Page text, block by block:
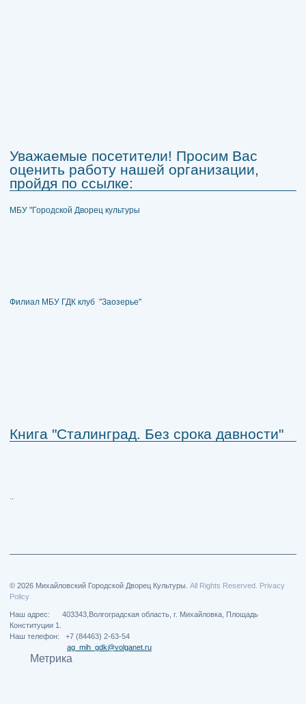
Уважаемые посетители! Просим Вас
оценить работу нашей организации,
пройдя по ссылке:
МБУ "Городской Дворец культуры
Филиал МБУ ГДК клуб "Заозерье"
Книга "Сталинград. Без срока давности"
© 2026 Михайловский Городской Дворец Культуры. All Rights Reserved. Privacy
Policy
Наш адрес: 403343,Волгоградская область, г. Михайловка, Площадь
Конституции 1.
Наш телефон: +7 (84463) 2-63-54
ag_mih_gdk@volganet.ru
Метрика